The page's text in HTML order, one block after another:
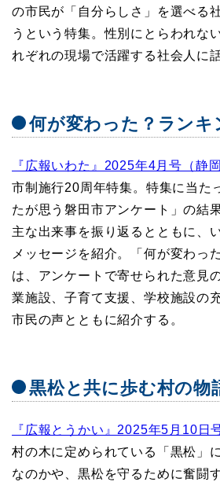
の市民が「自分らしさ」を選べる
うという特集。性別にとらわれな
れぞれの現場で活躍する社会人に
何が変わった？ランキ
『広報いわた』2025年4月号（静
市制施行20周年特集。特集に当た
たが思う磐田市アンケート」の結
主な出来事を振り返るとともに、
メッセージを紹介。「何が変わっ
は、アンケートで寄せられた意見
業施設、子育て支援、学校施設の
市民の声とともに紹介する。
黒松と共に歩む村の物
『広報とうかい』2025年5月10日
村の木に定められている「黒松」
なのかや、黒松を守るために奮闘